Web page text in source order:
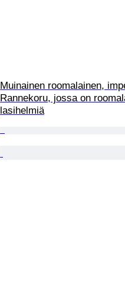
Muinainen roomalainen,
Rannekoru, jossa on
lasihelmiä